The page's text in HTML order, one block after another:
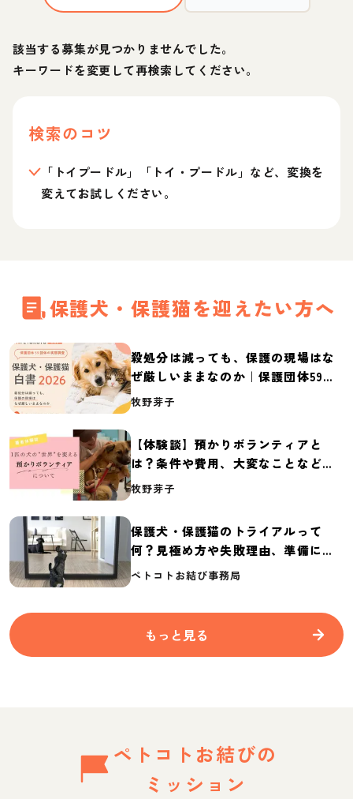
該当する募集が見つかりませんでした。
キーワードを変更して再検索してください。
検索のコツ
「トイプードル」「トイ・プードル」など、変換を
変えてお試しください。
保護犬・保護猫を迎えたい方へ
殺処分は減っても、保護の現場はな
ぜ厳しいままなのか｜保護団体59団
体の実態調査【保護犬・保護猫白書
牧野芽子
【体験談】預かりボランティアと
は？条件や費用、大変なことなど紹
介
牧野芽子
保護犬・保護猫のトライアルって
何？見極め方や失敗理由、準備に必
要なものを紹介
ペトコトお結び事務局
もっと見る
ペトコトお結びの
ミッション